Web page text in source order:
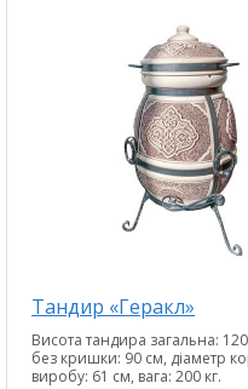
Тандир «Геракл»
Висота тандира загальна:
без кришки: 90 см, діаметр
виробу: 61 см, вага: 200 кг.